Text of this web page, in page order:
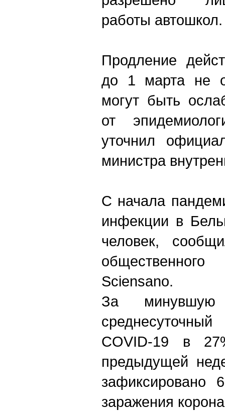
работы автошкол.
Продление
до 1 марта не
могут быть
от
уточнил
министра
С начала
инфекции в
человек,
Sciensano.
За минувшую
COVID-19 в
предыдущей
зафиксировано
заражения